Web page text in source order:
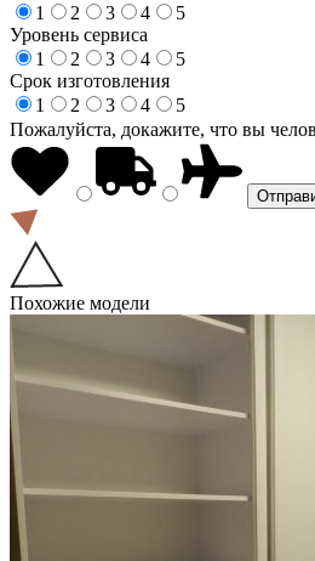
1
2 3 4
5
Уровень сервиса
1
2 3 4
5
Срок изготовления
1
2 3 4
5
Пожалуйста, докажите, что вы
Похожие модели